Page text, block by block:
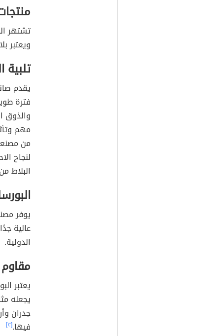
تشتهر
ويعتبر
تلبية
يقدم
فترة
والذوق
مهم
من
لنجاح
البلاط
يوفر
عالية
الدولية.
يعتبر
يجعله
جدران
فيها.[٣]